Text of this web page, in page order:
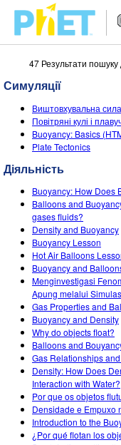
Пошук
сайті
PhET
Navigation
СИМУЛЯЦІЇ
Всі симуляції
Фізика
Математика
Хімія
Вивчення Землі
Біологія
Перекладені
Customizable
STUDIO
About Studio
Customizable
Start a Free Trial
Purchase a
ВИКЛАДАННЯ
Знайди за
Поділіться
Activity
Virtual
Professional
Teaching with PhET
ДОСЛІДЖЕННЯ
ІНІЦІАТИВИ
Інклюзія
PhET Global
Data Fluency
DEIB in STEM Ed
SceneryStack
Impact Report
УВІЙТИ /
УВІЙТИ /
47 Результати пошуку
Симуляції
Виштовхувальна
Повітряні кулі і
Buoyancy: Basics
Plate Tectonics
Діяльність
Buoyancy: How Does
Balloons and
gases fluids?
Density and Buoyancy
Buoyancy Lesson
Hot Air Balloons
Buoyancy and
Menginvestigasi
Apung melalui
Gas Properties and
Buoyancy and Density
Why do objects float?
Balloons and
Gas Relationships
Density: How Does
Interaction with Water?
Por que os objetos
Densidade e Empuxo
Introduction to the
¿Por qué flotan los